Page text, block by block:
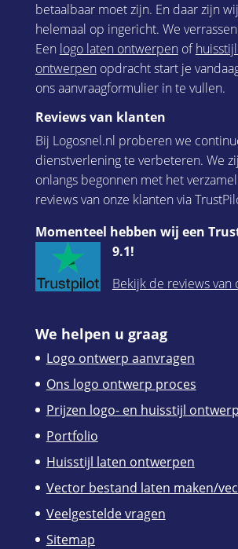
betaalbaar moet zijn. En daar zijn
helemaal op ingericht. We
Een logo laten ontwerpenof
ontwerpenopdracht start je
ons aanvraagformulier in te vullen.
Reviews van klanten
Bij Logosnel.nl proberen we
dienstverlening te verbeteren. We
onlangs begonnen met het
reviews van onze klanten via
Momenteel hebben wij een
9.1!
Bekijk de reviews van
We helpen u graag
Logo ontwerp aanvragen
Ons logo ontwerp proces
Prijzen logo- en huisstijl ontwerp
Portfolio
Huisstijl laten ontwerpen
Vector bestand laten maken/
Veelgestelde vragen
Sitemap